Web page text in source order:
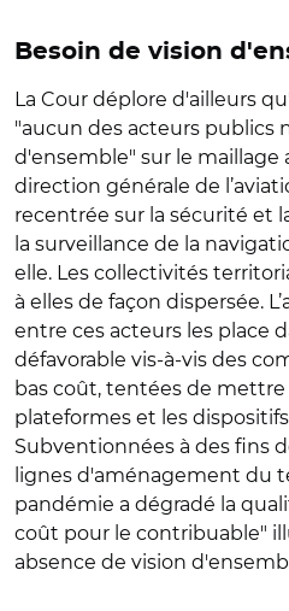
Besoin de vision
La Cour déplore d'ailleurs
"aucun des acteurs publics
d'ensemble" sur le maillage
direction générale de
recentrée sur la sécurité et
la surveillance de la
elle. Les collectivités
à elles de façon dispersée.
entre ces acteurs les place
défavorable vis-à-vis des
bas coût, tentées de
plateformes et les dispositifs
Subventionnées à des fins
lignes d'aménagement du
pandémie a dégradé la
coût pour le contribuable"
absence de vision